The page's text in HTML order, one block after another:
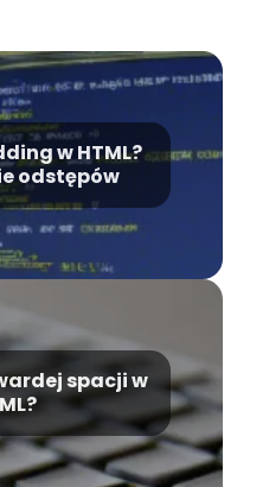
w HTML?
odstępów
spacji w